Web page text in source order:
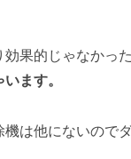
果的じゃなかっ
ます。
は他にないので